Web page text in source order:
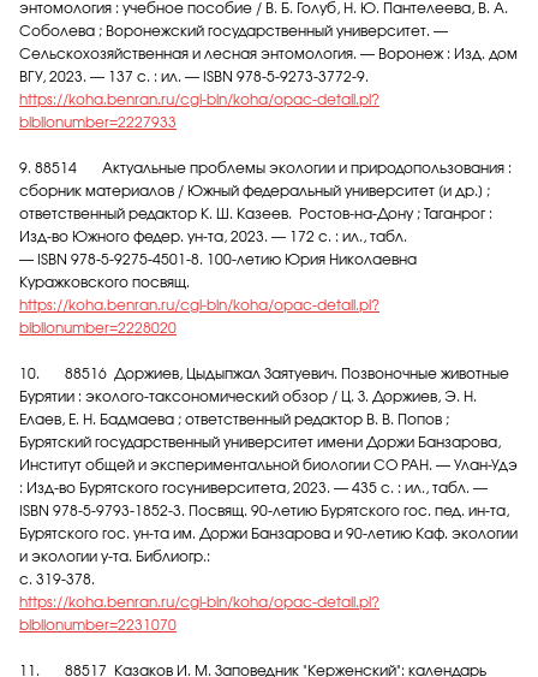
энтомология : учебное пособие / В. Б. Голуб, Н. Ю. Пантелеева, В. А.
Соболева ; Воронежский государственный университет. —
Сельскохозяйственная и лесная энтомология. — Воронеж : Изд. дом
ВГУ, 2023. — 137 с. : ил. — ISBN 978-5-9273-3772-9.
https://koha.benran.ru/cgi-bin/koha/opac-detail.pl?
biblionumber=2227933
9. 88514 Актуальные проблемы экологии и природопользования :
сборник материалов / Южный федеральный университет [и др.] ;
ответственный редактор К. Ш. Казеев. Ростов-на-Дону ; Таганрог :
Изд-во Южного федер. ун-та, 2023. — 172 с. : ил., табл.
— ISBN 978-5-9275-4501-8. 100-летию Юрия Николаевна
Куражковского посвящ.
https://koha.benran.ru/cgi-bin/koha/opac-detail.pl?
biblionumber=2228020
10. 88516 Доржиев, Цыдыпжал Заятуевич. Позвоночные животные
Бурятии : эколого-таксономический обзор / Ц. З. Доржиев, Э. Н.
Елаев, Е. Н. Бадмаева ; ответственный редактор В. В. Попов ;
Бурятский государственный университет имени Доржи Банзарова,
Институт общей и экспериментальной биологии СО РАН. — Улан-Удэ
: Изд-во Бурятского госуниверситета, 2023. — 435 с. : ил., табл. —
ISBN 978-5-9793-1852-3. Посвящ. 90-летию Бурятского гос. пед. ин-та,
Бурятского гос. ун-та им. Доржи Банзарова и 90-летию Каф. экологии
и экологии у-та. Библиогр.:
с. 319-378.
https://koha.benran.ru/cgi-bin/koha/opac-detail.pl?
biblionumber=2231070
11. 88517 Казаков И. М. Заповедник "Керженский": календарь